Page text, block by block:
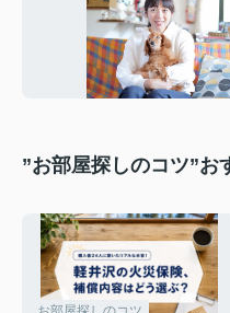
”お部屋探しのコツ”お